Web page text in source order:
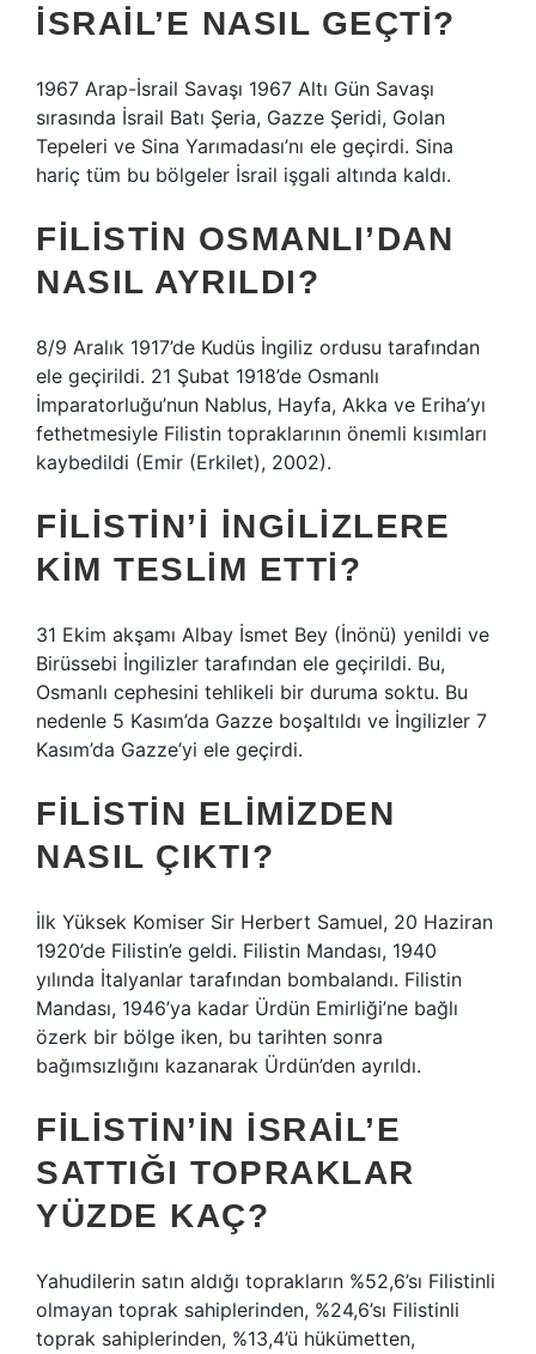
İSRAIL’E NASIL GEÇTI?
1967 Arap-İsrail Savaşı 1967 Altı Gün Savaşı
sırasında İsrail Batı Şeria, Gazze Şeridi, Golan
Tepeleri ve Sina Yarımadası’nı ele geçirdi. Sina
hariç tüm bu bölgeler İsrail işgali altında kaldı.
FILISTIN OSMANLI’DAN
NASIL AYRILDI?
8/9 Aralık 1917’de Kudüs İngiliz ordusu tarafından
ele geçirildi. 21 Şubat 1918’de Osmanlı
İmparatorluğu’nun Nablus, Hayfa, Akka ve Eriha’yı
fethetmesiyle Filistin topraklarının önemli kısımları
kaybedildi (Emir (Erkilet), 2002).
FILISTIN’I İNGILIZLERE
KIM TESLIM ETTI?
31 Ekim akşamı Albay İsmet Bey (İnönü) yenildi ve
Birüssebi İngilizler tarafından ele geçirildi. Bu,
Osmanlı cephesini tehlikeli bir duruma soktu. Bu
nedenle 5 Kasım’da Gazze boşaltıldı ve İngilizler 7
Kasım’da Gazze’yi ele geçirdi.
FILISTIN ELIMIZDEN
NASIL ÇIKTI?
İlk Yüksek Komiser Sir Herbert Samuel, 20 Haziran
1920’de Filistin’e geldi. Filistin Mandası, 1940
yılında İtalyanlar tarafından bombalandı. Filistin
Mandası, 1946’ya kadar Ürdün Emirliği’ne bağlı
özerk bir bölge iken, bu tarihten sonra
bağımsızlığını kazanarak Ürdün’den ayrıldı.
FILISTIN’IN İSRAIL’E
SATTIĞI TOPRAKLAR
YÜZDE KAÇ?
Yahudilerin satın aldığı toprakların %52,6’sı Filistinli
olmayan toprak sahiplerinden, %24,6’sı Filistinli
toprak sahiplerinden, %13,4’ü hükümetten,